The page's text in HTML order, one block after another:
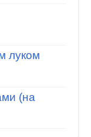
луком
(на